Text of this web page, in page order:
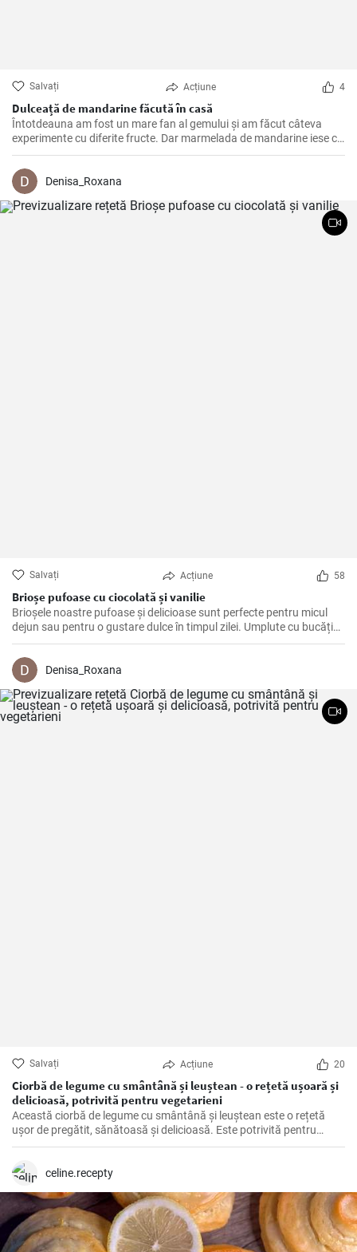
Salvați Acțiune 4
Dulceață de mandarine făcută în casă
Întotdeauna am fost un mare fan al gemului și am făcut câteva
experimente cu diferite fructe. Dar marmelada de mandarine iese cu
adevărat în evidență. Are acea aromă luminoasă, de citrice, care
iese în evidență în orice fel de pâine prăjită, patiserie sau iaurt în care
o adăugați. Cu această rețetă, v-ați putea bucura de prospețimea
iernii chiar și în cel mai rece anotimp.
Denisa_Roxana
Salvați Acțiune 58
Brioșe pufoase cu ciocolată și vanilie
Brioșele noastre pufoase și delicioase sunt perfecte pentru micul
dejun sau pentru o gustare dulce în timpul zilei. Umplute cu bucăți
de ciocolată și aroma naturală de vanilie, acestea sunt un deliciu de
neratat!
Denisa_Roxana
Salvați Acțiune 20
Ciorbă de legume cu smântână și leuștean - o rețetă ușoară și
delicioasă, potrivită pentru vegetarieni
Această ciorbă de legume cu smântână și leuștean este o rețetă
ușor de pregătit, sănătoasă și delicioasă. Este potrivită pentru
vegetarieni, deoarece nu conține carne, dar este plină de legume
celine.recepty